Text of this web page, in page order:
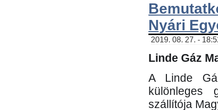
Nyári
2019. 08. 27. -
Linde Gáz
A Linde
különleges
szállítója